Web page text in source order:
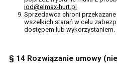
iod@elmax-hurt.pl
Sprzedawca chroni
wszelkich starań w celu
dostępem lub wykorzystaniem.
§ 14 Rozwiązanie umowy